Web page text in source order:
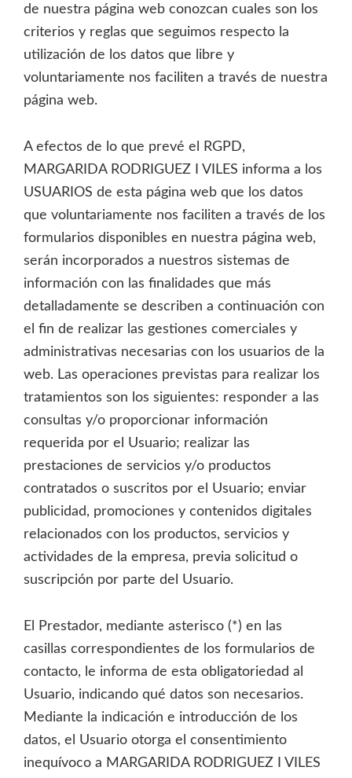
de nuestra página web conozcan cuales son los
criterios y reglas que seguimos respecto la
utilización de los datos que libre y
voluntariamente nos faciliten a través de nuestra
página web.
A efectos de lo que prevé el RGPD,
MARGARIDA RODRIGUEZ I VILES informa a los
USUARIOS de esta página web que los datos
que voluntariamente nos faciliten a través de los
formularios disponibles en nuestra página web,
serán incorporados a nuestros sistemas de
información con las finalidades que más
detalladamente se describen a continuación con
el fin de realizar las gestiones comerciales y
administrativas necesarias con los usuarios de la
web. Las operaciones previstas para realizar los
tratamientos son los siguientes: responder a las
consultas y/o proporcionar información
requerida por el Usuario; realizar las
prestaciones de servicios y/o productos
contratados o suscritos por el Usuario; enviar
publicidad, promociones y contenidos digitales
relacionados con los productos, servicios y
actividades de la empresa, previa solicitud o
suscripción por parte del Usuario.
El Prestador, mediante asterisco (*) en las
casillas correspondientes de los formularios de
contacto, le informa de esta obligatoriedad al
Usuario, indicando qué datos son necesarios.
Mediante la indicación e introducción de los
datos, el Usuario otorga el consentimiento
inequívoco a MARGARIDA RODRIGUEZ I VILES